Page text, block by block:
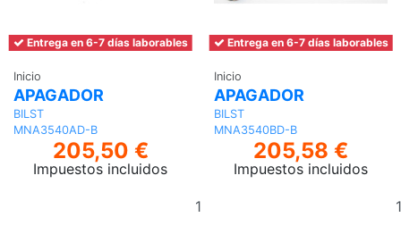
Entrega en 6-7 días laborables
Inicio
APAGADOR
BILST
MNA3540AD-B
205,50 €
Impuestos incluidos
Entrega en 6-7 días laborables
Inicio
APAGADOR
BILST
MNA3540BD-B
205,58 €
Impuestos incluidos